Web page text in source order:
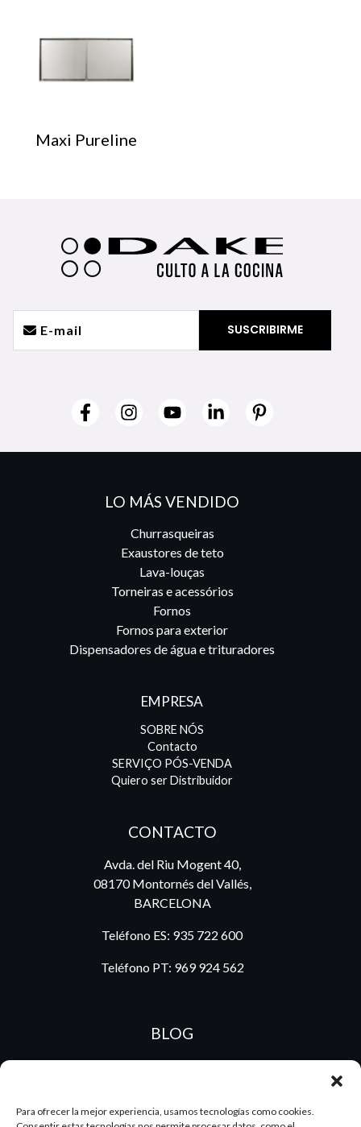
Para ofrecer la mejor experiencia, usamos tecnologías como cookies.
Maxi Pureline
LO MÁS VENDIDO
Churrasqueiras
Exaustores de teto
Lava-louças
Torneiras e acessórios
Fornos
Fornos para exterior
Dispensadores de água e trituradores
EMPRESA
SOBRE NÓS
Contacto
SERVIÇO PÓS-VENDA
Quiero ser Distribuidor
CONTACTO
Avda. del Riu Mogent 40,
08170 Montornés del Vallés,
BARCELONA
Teléfono ES: 935 722 600
Teléfono PT: 969 924 562
BLOG